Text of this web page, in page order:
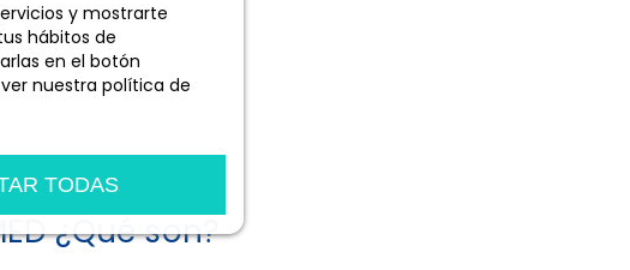
y mostrarte
hábitos de
en el botón
nuestra política de
TODAS
¿Qué son?